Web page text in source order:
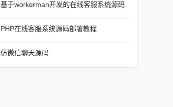
基于workerman开发的在线客服系统源码
PHP在线客服系统源码部署教程
仿微信聊天源码